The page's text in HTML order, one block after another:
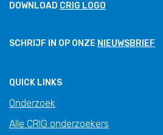
DOWNLOAD CRIG LOGO
SCHRIJF IN OP ONZE NIEUWSBRIEF
QUICK LINKS
Onderzoek
Alle CRIG onderzoekers